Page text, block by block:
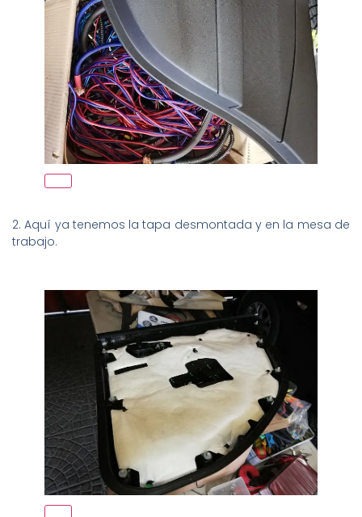
2. Aquí ya tenemos la tapa desmontada y en la mesa de
trabajo.